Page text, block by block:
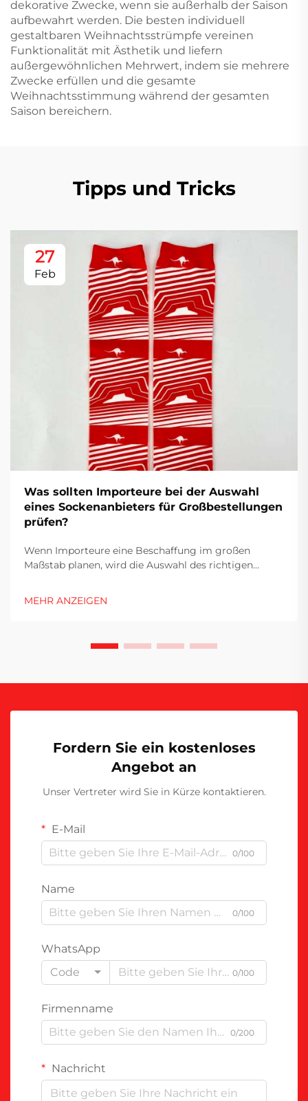
dekorative Zwecke, wenn sie außerhalb der Saison
aufbewahrt werden. Die besten individuell
gestaltbaren Weihnachtsstrümpfe vereinen
Funktionalität mit Ästhetik und liefern
außergewöhnlichen Mehrwert, indem sie mehrere
Zwecke erfüllen und die gesamte
Weihnachtsstimmung während der gesamten
Saison bereichern.
Tipps und Tricks
27
Feb
Was sollten Importeure bei der Auswahl
eines Sockenanbieters für Großbestellungen
prüfen?
Wenn Importeure eine Beschaffung im großen
Maßstab planen, wird die Auswahl des richtigen
Markennamen beeinflusst. Die Textilindustrie –
MEHR ANZEIGEN
Fordern Sie ein kostenloses
Angebot an
Unser Vertreter wird Sie in Kürze kontaktieren.
E-Mail
0/100
Name
0/100
WhatsApp
Code
0/100
Firmenname
0/200
Nachricht